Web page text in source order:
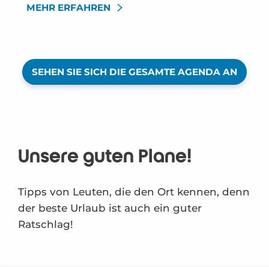
MEHR ERFAHREN
SEHEN SIE SICH DIE GESAMTE AGENDA AN
Unsere guten Pläne!
Tipps von Leuten, die den Ort kennen, denn
der beste Urlaub ist auch ein guter
Ratschlag!